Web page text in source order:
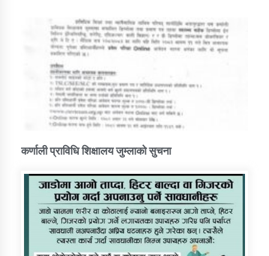
कर्णाली प्राविधि शिक्षालय जुम्लाको सुचना